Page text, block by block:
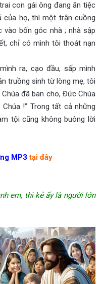
con gái ông đang ăn tiệc
của họ, thì một trận cuồng
bốn góc nhà ; nhà sập
chỉ có mình tôi thoát nạn
ra, cạo đầu, sấp mình
truồng sinh từ lòng mẹ, tôi
đã ban cho, Đức Chúa
!” Trong tất cả những
tội cũng không buông lời
MP3tại đây
em, thì kẻ ấy là người lớn